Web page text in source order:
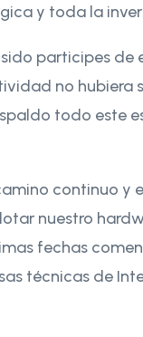
y toda la
participes de
no hubiera
todo este
continuo y
nuestro
fechas
técnicas de